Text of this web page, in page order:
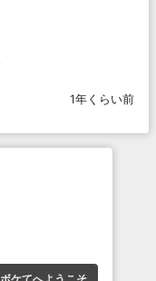
1年くらい前